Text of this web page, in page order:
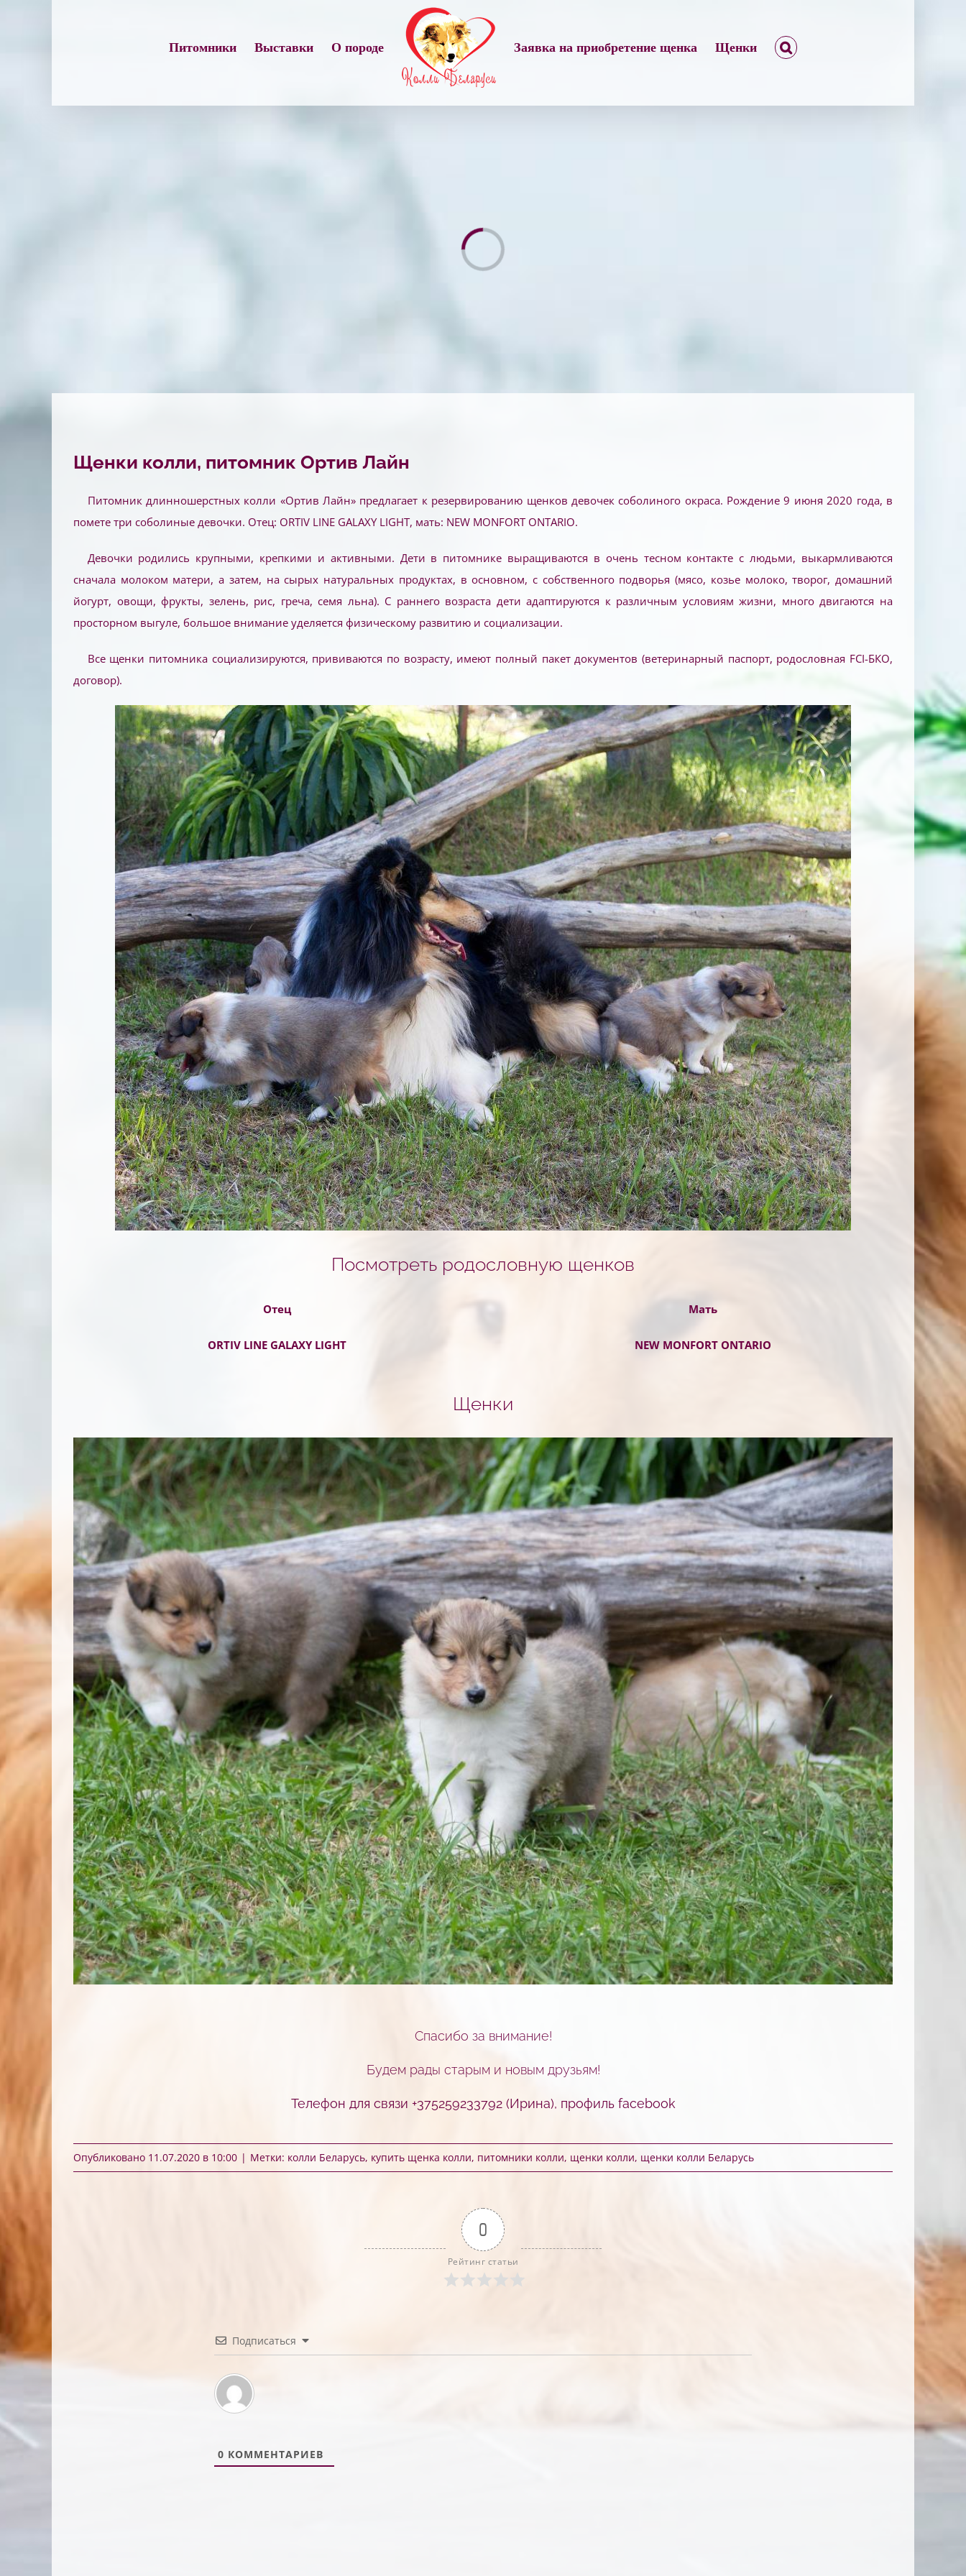
Питомники Выставки О породе Заявка на приобретение щенка Щенки
Не
обновлен
Щенки колли, питомник Ортив Лайн
Питомник длинношерстных колли «Ортив Лайн» предлагает к резервированию щенков девочек соболиного окраса. Рождение 9 июня 2020 года, в
помете три соболиные девочки. Отец: ORTIV LINE GALAXY LIGHT, мать: NEW MONFORT ONTARIO.
Девочки родились крупными, крепкими и активными. Дети в питомнике выращиваются в очень тесном контакте с людьми, выкармливаются
сначала молоком матери, а затем, на сырых натуральных продуктах, в основном, с собственного подворья (мясо, козье молоко, творог, домашний
йогурт, овощи, фрукты, зелень, рис, греча, семя льна). С раннего возраста дети адаптируются к различным условиям жизни, много двигаются на
просторном выгуле, большое внимание уделяется физическому развитию и социализации.
Все щенки питомника социализируются, прививаются по возрасту, имеют полный пакет документов (ветеринарный паспорт, родословная FCI-БКО,
договор).
Посмотреть родословную щенков
Отец
ORTIV LINE GALAXY LIGHT
Мать
NEW MONFORT ONTARIO
Щенки
Спасибо за внимание!
Будем рады старым и новым друзьям!
Телефон для связи +375259233792 (Ирина), профиль facebook
Опубликовано 11.07.2020 в 10:00 | Метки: колли Беларусь, купить щенка колли, питомники колли, щенки колли, щенки колли Беларусь
0
Рейтинг статьи
Подписаться
0 КОММЕНТАРИЕВ